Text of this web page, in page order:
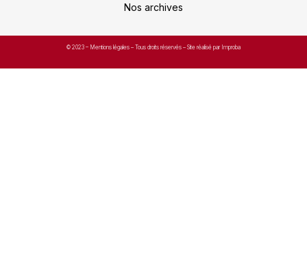
Nos archives
© 2023 – Mentions légales – Tous droits réservés – Site réalisé par Improba